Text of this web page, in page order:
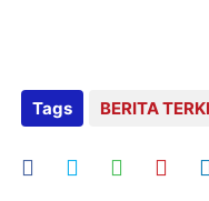
Tags BERITA